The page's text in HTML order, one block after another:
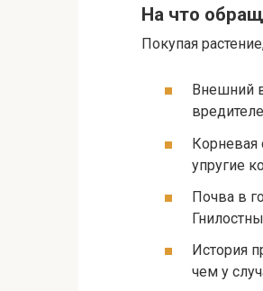
На что
Покупая
Внешний
Корневая
упругие
Почва в
История
чем у